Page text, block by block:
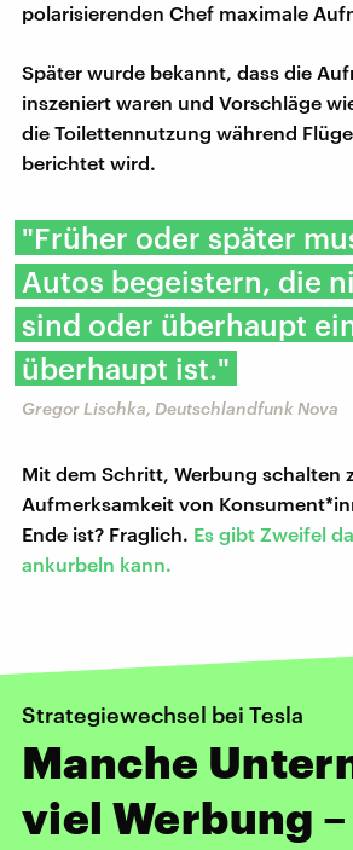
polarisierenden Chef maximale
Später wurde bekannt, dass die
inszeniert waren und Vorschläge
die Toilettennutzung während
berichtet wird.
"Früher oder später
Autos begeistern, die
sind oder überhaupt
überhaupt ist."
Gregor Lischka, Deutschlandfunk Nova
Mit dem Schritt, Werbung schalten
Aufmerksamkeit von
Ende ist? Fraglich. Es gibt Zweifel
ankurbeln kann.
Strategiewechsel bei Tesla
Manche
viel Werbung